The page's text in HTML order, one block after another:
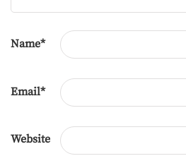
Name*
Email*
Website